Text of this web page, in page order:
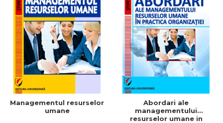
Managementul resurselor
umane
Abordari ale
managementului
resurselor umane in